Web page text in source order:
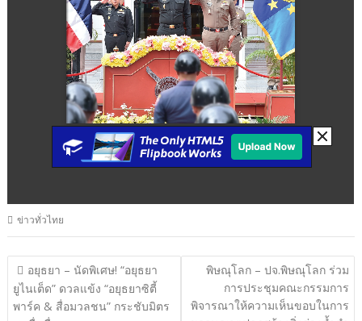
ข่าวทั่วไทย
แนะแนว
เรื่อง
อยุธยา – นัดพิเศษ! “อยุธยา
ยูไนเต็ด” ดวลแข้ง “อยุธยาซิตี้
พาร์ค & สื่อมวลชน” กระชับมิตร
พิษณุโลก – ปจ.พิษณุโลก ร่วม
การประชุมคณะกรรมการ
พิจารณาให้ความเห็นขอบในการ